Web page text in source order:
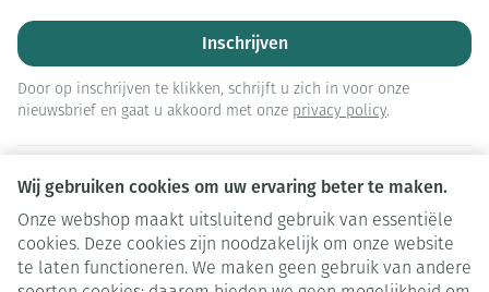
Wij gebruiken cookies om uw ervaring beter te maken.
Onze webshop maakt uitsluitend gebruik van essentiële
cookies. Deze cookies zijn noodzakelijk om onze website
te laten functioneren. We maken geen gebruik van andere
Inschrijven
Door op inschrijven te klikken, schrijft u zich in voor onze
nieuwsbrief en gaat u akkoord met onze privacy policy.